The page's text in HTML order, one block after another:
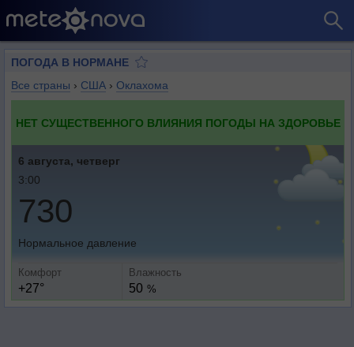
ПОГОДА В НОРМАНЕ
Все страны › США › Оклахома
НЕТ СУЩЕСТВЕННОГО ВЛИЯНИЯ ПОГОДЫ НА ЗДОРОВЬЕ
6 августа, четверг
3:00
730
Нормальное давление
Комфорт
+27°
Влажность
50 %